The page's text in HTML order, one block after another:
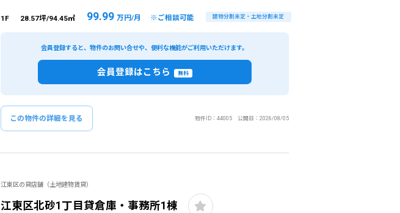
1F 28.57坪/94.45㎡ 99.99 万円/月 ※ご相談可能 建物分割未定・土地分割未定
会員登録すると、物件のお問い合せや、便利な機能がご利用いただけます。
会員登録はこちら 無料
物件ID：44005 公開日：2026/08/05
この物件の詳細を見る
江東区の貸店舗（土地建物賃貸）
江東区北砂1丁目貸倉庫・事務所1棟